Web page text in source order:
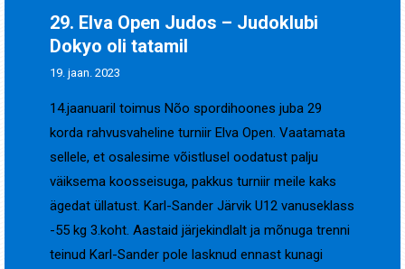
29. Elva Open Judos – Judoklubi
Dokyo oli tatamil
19. jaan. 2023
14.jaanuaril toimus Nõo spordihoones juba 29
korda rahvusvaheline turniir Elva Open. Vaatamata
sellele, et osalesime võistlusel oodatust palju
väiksema koosseisuga, pakkus turniir meile kaks
ägedat üllatust. Karl-Sander Järvik U12 vanuseklass
-55 kg 3.koht. Aastaid järjekindlalt ja mõnuga trenni
teinud Karl-Sander pole lasknud ennast kunagi